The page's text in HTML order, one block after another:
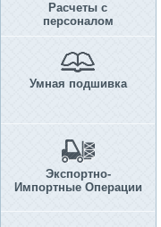
Расчеты с
персоналом
Умная подшивка
Экспортно-
Импортные Операции